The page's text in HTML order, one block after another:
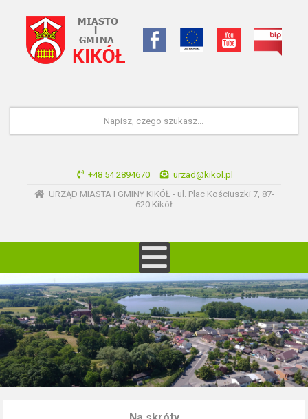
+48 54 2894670
urzad@kikol.pl
URZĄD MIASTA I GMINY KIKÓŁ - ul. Plac Kościuszki 7, 87-
620 Kikół